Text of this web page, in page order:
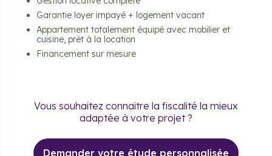
Garantie loyer impayé + logement vacant
Appartement totalement équipé avec mobilier et
cuisine, prêt à la location
Financement sur mesure
Vous souhaitez connaître la fiscalité la mieux
adaptée à votre projet ?
Demander votre étude personnalisée